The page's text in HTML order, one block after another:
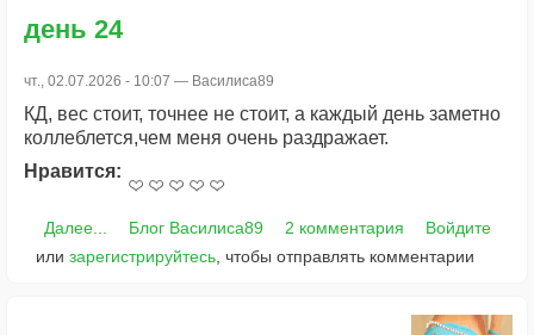
день 24
чт., 02.07.2026 - 10:07 — Василиса89
КД, вес стоит, точнее не стоит, а каждый день заметно
коллеблется,чем меня очень раздражает.
Нравится:
Далее... Блог Василиса89 2 комментария
Войдите
или зарегистрируйтесь, чтобы отправлять комментарии